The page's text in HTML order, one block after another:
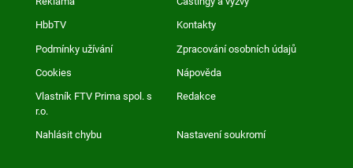
HbbTV Kontakty
Podmínky užívání Zpracování osobních údajů
Cookies Nápověda
Vlastník FTV Prima spol. s
r.o.
Redakce
Nahlásit chybu Nastavení soukromí